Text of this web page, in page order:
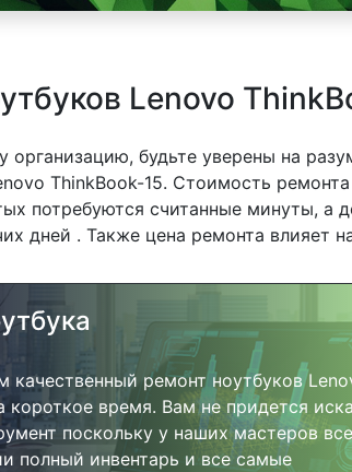
Lenovo
организацию, будьте уверены на
ThinkBook-15. Стоимость
потребуются считанные минуты, а
дней . Также цена ремонта влияет
ремонт ноутбуков
короткое время. Вам не придется
поскольку у наших мастеров
полный инвентарь и все самые